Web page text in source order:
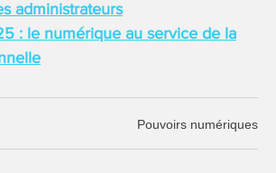
administrateurs
: le numérique au service de la
Pouvoirs numériques